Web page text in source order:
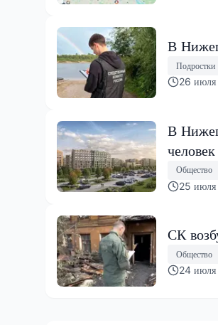
В
Подростки
26 июля
В
человек
Общество
25 июля
СК
Общество
24 июля